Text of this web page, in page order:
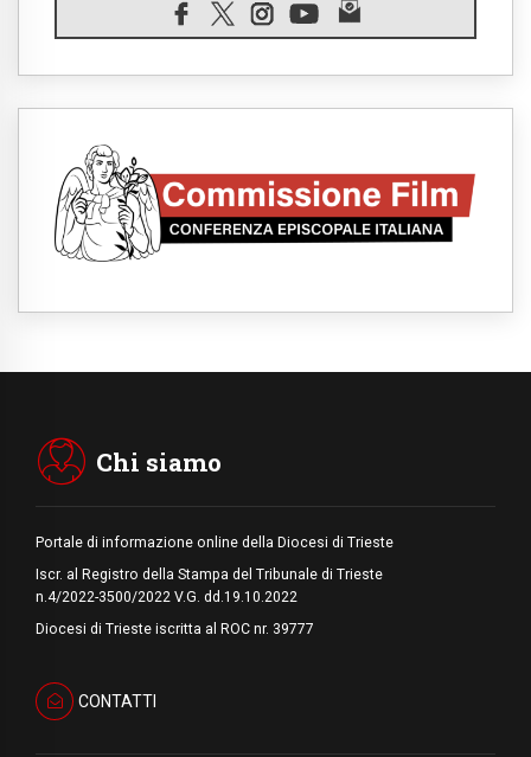
08.08.2026
Spin Time, Reina: Cristo non abita nei
senzatetto
08.08.2026
08.08.2026
Argentina, l'arcivescovo Colombo: "La
visita del Papa messaggio di pace e
dignità"
Medio Oriente
Chi siamo
Portale di informazione online della Diocesi di Trieste
Iscr. al Registro della Stampa del Tribunale di Trieste
n.4/2022-3500/2022 V.G. dd.19.10.2022
Diocesi di Trieste iscritta al ROC nr. 39777
CONTATTI